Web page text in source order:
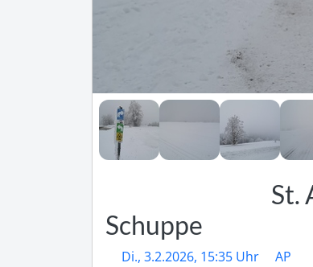
St.
Schuppe
Di., 3.2.2026, 15:35 Uhr
AP